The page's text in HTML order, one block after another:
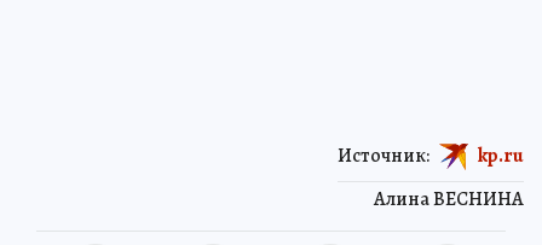
Алина ВЕСНИНА
Источник: kp.ru